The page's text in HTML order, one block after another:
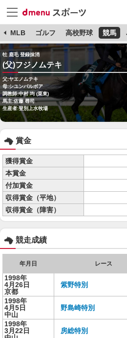
MLB ゴルフ 高校野球 競馬
牡 鹿毛 登録抹消
(父)フジノムテキ
父:ヤエノムテキ
母:シユンバルボア
調教師:中村 均 (栗東)
馬主:佐藤 尋司
生産者:登別上水牧場
賞金
獲得賞金
本賞金
付加賞金
収得賞金（平地）
収得賞金（障害）
競走成績
年月日 レース
1998年
4月26日
京都
紫野特別
1998年
4月5日
中山
野島崎特別
1998年
3月22日
房総特別